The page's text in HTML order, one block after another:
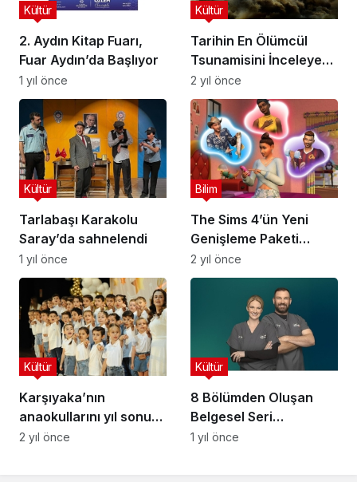
2. Aydın Kitap Fuarı,
Fuar Aydın’da Başlıyor
Kültür
1 yıl önce
Tarihin En Ölümcül
Tsunamisini İnceleyen
‘Tsunami: Kıyamet
Dalgaları’, 26 Kasım
Salı ve 27 Kasım
Çarşamba 20.00’de
Art Arda İkişer Bölümle
National Geographic
Ekranlarında!
Kültür
2 yıl önce
Tarlabaşı Karakolu
Saray’da sahnelendi
Kültür
1 yıl önce
The Sims 4’ün Yeni
Genişleme Paketi
Lovestruck Açıklandı!
Bilim
2 yıl önce
Karşıyaka’nın
anaokullarını yıl sonu
coşkusu sardı
Kültür
2 yıl önce
8 Bölümden Oluşan
Belgesel Seri
‘Heartland
Kültür
1 yıl önce